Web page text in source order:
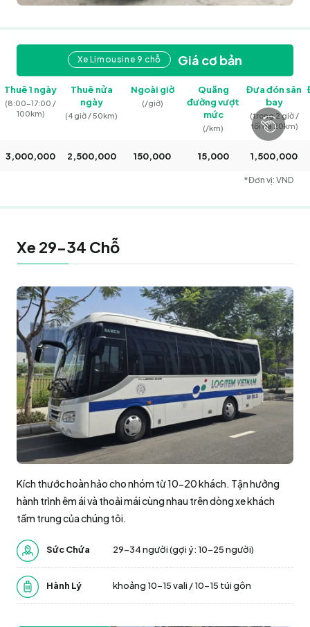
Xe Limousine 9 chỗ Giá cơ bản
Thuê 1 ngày
(8:00–17:00 /
100km)
Thuê nửa
ngày
(4 giờ / 50km)
Ngoài giờ
(/giờ)
Quãng
đường vượt
mức
(/km)
Đưa đón sân
bay
(trong 2 giờ /
tối đa 20km)
3,000,000 2,500,000 150,000 15,000 1,500,000
*Đơn vị: VND
Xe 29-34 Chỗ
Kích thước hoàn hảo cho nhóm từ 10-20 khách. Tận hưởng
hành trình êm ái và thoải mái cùng nhau trên dòng xe khách
tầm trung của chúng tôi.
Sức Chứa 29-34 người (gợi ý: 10–25 người)
Hành Lý khoảng 10-15 vali / 10-15 túi gôn